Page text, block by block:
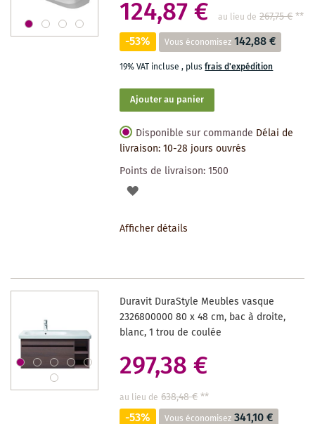
124,87 € au lieu de 267,75 €**
-53% Vous économisez 142,88 €
19% VAT incluse, plusfrais d'expédition
Ajouter au panier
Disponible sur commande Délai de
livraison: 10-28 jours ouvrés
Points de livraison:1500
AJOUTER
SOUHAITS
Afficher détails
Duravit DuraStyle Meubles vasque
2326800000 80 x 48 cm, bac à droite,
blanc, 1 trou de coulée
297,38 €
au lieu de 638,48 €**
-53% Vous économisez 341,10 €